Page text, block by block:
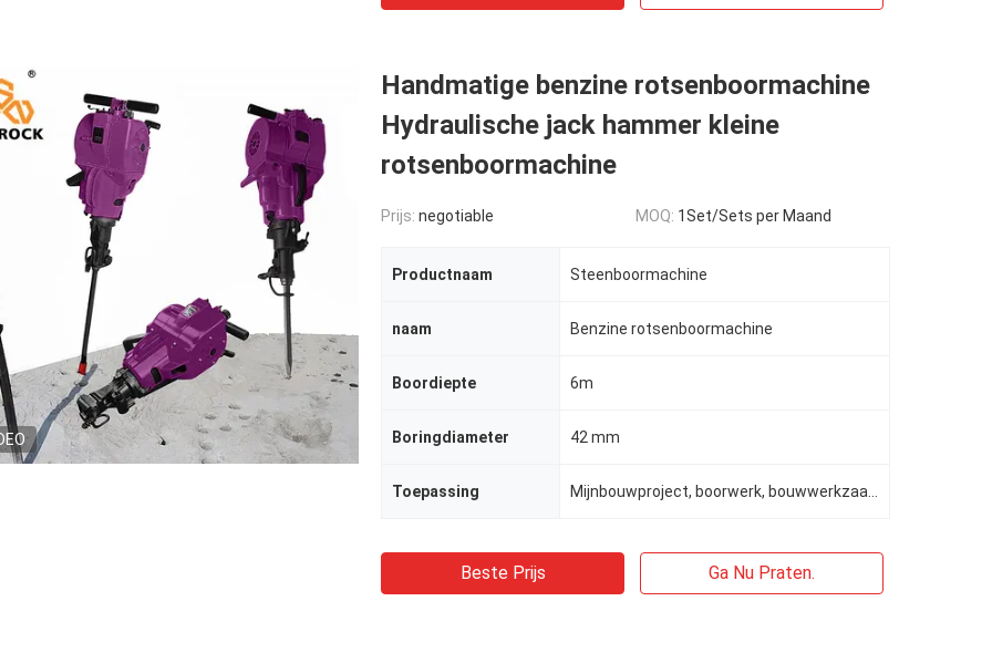
Handmatige benzine rotsenboormachine
Hydraulische jack hammer kleine
rotsenboormachine
Prijs: negotiable MOQ: 1Set/Sets per Maand
Productnaam Steenboormachine
naam Benzine rotsenboormachine
Boordiepte 6m
Boringdiameter 42 mm
Toepassing
Beste Prijs Ga Nu Praten.